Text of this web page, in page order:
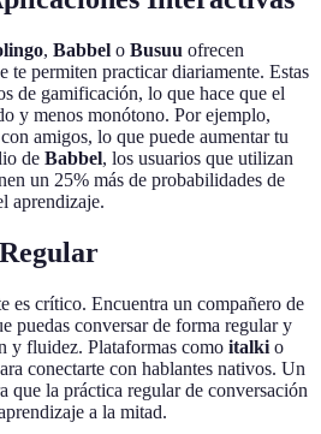
, Babbel o Busuu ofrecen
te permiten practicar diariamente. Estas
de gamificación, lo que hace que el
y menos monótono. Por ejemplo,
amigos, lo que puede aumentar tu
de Babbel, los usuarios que utilizan
un 25% más de probabilidades de
aprendizaje.
es crítico. Encuentra un compañero de
puedas conversar de forma regular y
y fluidez. Plataformas como italki o
conectarte con hablantes nativos. Un
que la práctica regular de conversación
a la mitad.